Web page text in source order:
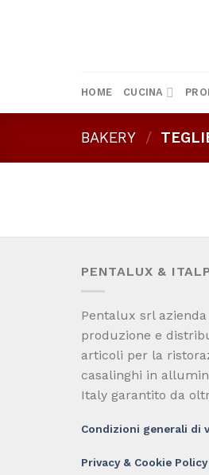
HOME CUCINA
BAKERY /
PENTALUX &
Pentalux srl
produzione e
articoli per la
casalinghi in
Italy garantito da
Condizioni generali di
Privacy & Cookie Policy